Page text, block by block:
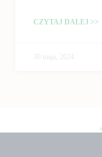
CZYTAJ DALEJ >>
30 maja, 2024